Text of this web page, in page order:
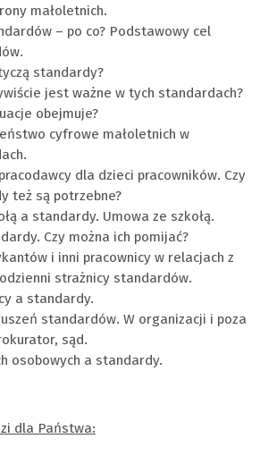
małoletnich.
– po co? Podstawowy cel
standardy?
jest ważne w tych standardach?
obejmuje?
cyfrowe małoletnich w
dla dzieci pracowników. Czy
też są potrzebne?
a standardy. Umowa ze szkołą.
Czy można ich pomijać?
i inni pracownicy w relacjach z
strażnicy standardów.
a standardy.
standardów. W organizacji i poza
sąd.
osobowych a standardy.
i dla Państwa: